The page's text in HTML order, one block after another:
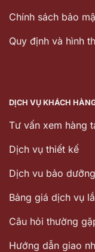
Chính sách bảo
Quy định và hình
DỊCH VỤ KHÁCH
Tư vấn xem hàng
Dịch vụ thiết kế
Dịch vu bảo
Bảng giá dịch vụ
Câu hỏi thường
Hướng dẫn giao